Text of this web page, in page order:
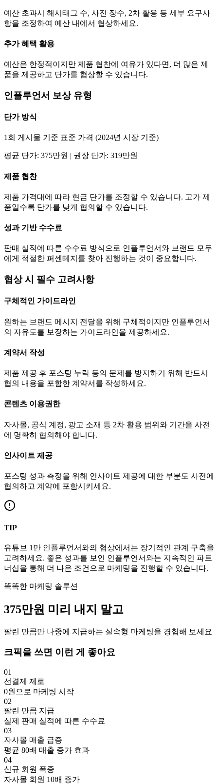
예산 초과시 해시태그 수, 사진 장수, 2차 활용 등 세부 요구사
항을 조정하여 예산 내에서 협상하세요.
추가 혜택 활용
예산은 한정적이지만 제품 협찬에 여유가 있다면, 더 많은 제
품을 제공하고 단가를 협상할 수 있습니다.
인플루언서 보상 유형
단가방식
1회 게시물 기준 표준 가격 (2024년 시장 기준)
평균 단가: 375만원 | 권장 단가: 319만원
제품 협찬
제품 가격대에 따라 현금 단가를 조정할 수 있습니다. 고가 제
품일수록 단가를 낮게 협의할 수 있습니다.
성과 기반 수수료
판매 실적에 따른 수수료 방식으로 인플루언서와 브랜드 모두
에게 적절한 퍼센테지를 찾아 진행하는 것이 중요합니다.
협상 시 필수 고려사항
구체적인 가이드라인
원하는 브랜드 메시지 전달을 위해 구체적이지만 인플루언서
의 자유도를 보장하는 가이드라인을 제공하세요.
계약서 작성
제품 제공 후 포스팅 누락 등의 문제를 방지하기 위해 반드시
협의 내용을 포함한 계약서를 작성하세요.
콘텐츠 이용권한
자사몰, 공식 계정, 광고 소재 등 2차 활용 범위와 기간을 사전
에 명확히 협의해야 합니다.
인사이트 제공
포스팅 성과 측정을 위해 인사이트 제공에 대한 부분도 사전에
협의하고 계약에 포함시키세요.
TIP
유튜브 1만 인플루언서와의 협상에서는 장기적인 관계 구축을
고려하세요. 좋은 성과를 보인 인플루언서와는 지속적인 파트
너십을 통해 더 나은 조건으로 마케팅을 진행할 수 있습니다.
똑똑한 마케팅 솔루션
375만원 미리 내지 말고
팔린 만큼만 나중에 지급하는 실속형 마케팅을 경험해 보세요
크픽을 쓰면 이런 게 좋아요
01
선결제 제로
0원으로 마케팅 시작
02
팔린 만큼 지급
실제 판매 실적에 따른 수수료
03
자사몰 매출 급증
평균 80배 매출 증가 효과
04
신규 회원 폭증
자사몰 회원 10배 증가